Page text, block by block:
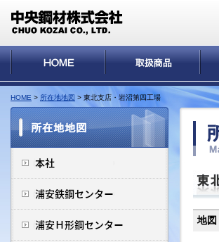
HOME > 所在地地図 > 東北支店・岩沼第四工場
地図